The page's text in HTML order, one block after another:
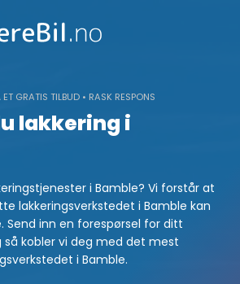
ET GRATIS TILBUD • RASK RESPONS
lakkering i
i Bamble? Vi forstår at
lakkeringsverkstedet i Bamble kan
inn en forespørsel for ditt
så kobler vi deg med det mest
i Bamble.